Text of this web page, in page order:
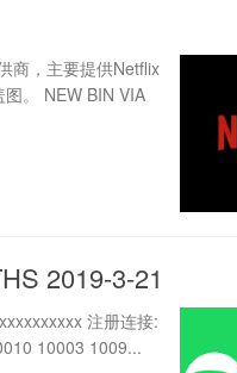
商，主要提供Netflix
。 NEW BIN VIA
2019-3-21
注册连接:
10003 1009...